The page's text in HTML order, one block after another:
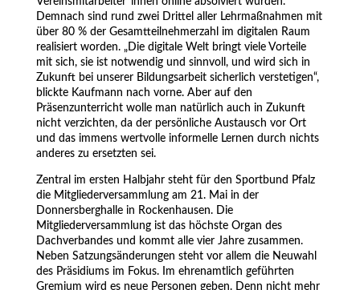
Demnach sind rund zwei Drittel aller Lehrmaßnahmen mit
über 80 % der Gesamtteilnehmerzahl im digitalen Raum
realisiert worden. „Die digitale Welt bringt viele Vorteile
mit sich, sie ist notwendig und sinnvoll, und wird sich in
Zukunft bei unserer Bildungsarbeit sicherlich verstetigen“,
blickte Kaufmann nach vorne. Aber auf den
Präsenzunterricht wolle man natürlich auch in Zukunft
nicht verzichten, da der persönliche Austausch vor Ort
und das immens wertvolle informelle Lernen durch nichts
anderes zu ersetzten sei.
Zentral im ersten Halbjahr steht für den Sportbund Pfalz
die Mitgliederversammlung am 21. Mai in der
Donnersberghalle in Rockenhausen. Die
Mitgliederversammlung ist das höchste Organ des
Dachverbandes und kommt alle vier Jahre zusammen.
Neben Satzungsänderungen steht vor allem die Neuwahl
des Präsidiums im Fokus. Im ehrenamtlich geführten
Gremium wird es neue Personen geben. Denn nicht mehr